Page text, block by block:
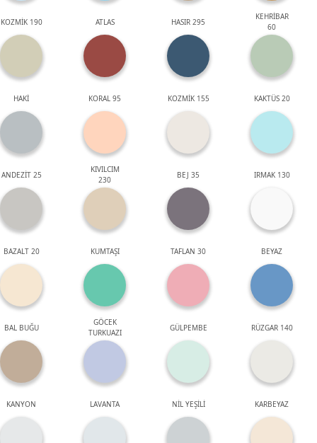
KOZMİK 190 ATLAS HASIR 295
KEHRİBAR
60
HAKİ KORAL 95 KOZMİK 155 KAKTÜS 20
ANDEZİT 25
KIVILCIM
230
BEJ 35 IRMAK 130
BAZALT 20 KUMTAŞI TAFLAN 30 BEYAZ
BAL BUĞU
GÖCEK
TURKUAZI
GÜLPEMBE RÜZGAR 140
KANYON LAVANTA NİL YEŞİLİ KARBEYAZ